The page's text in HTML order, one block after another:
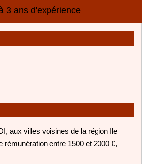
3 ans d'expérience
aux villes voisines de la région Ile
rémunération entre 1500 et 2000 €,